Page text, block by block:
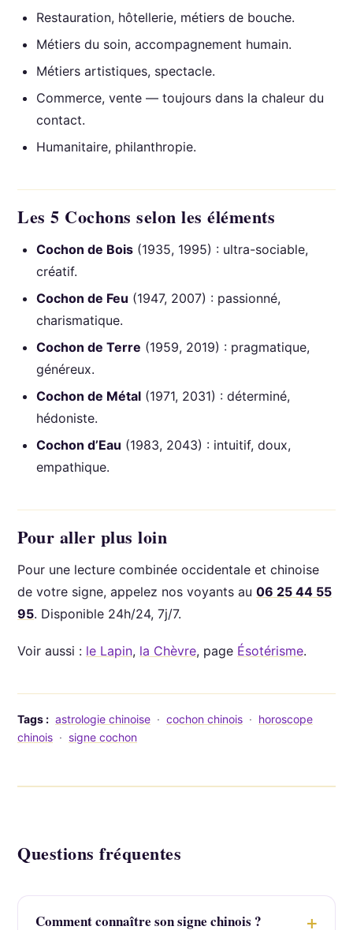
Restauration, hôtellerie, métiers de bouche.
Métiers du soin, accompagnement humain.
Métiers artistiques, spectacle.
Commerce, vente — toujours dans la chaleur du
contact.
Humanitaire, philanthropie.
Les 5 Cochons selon les éléments
Cochon de Bois (1935, 1995) : ultra-sociable,
créatif.
Cochon de Feu (1947, 2007) : passionné,
charismatique.
Cochon de Terre (1959, 2019) : pragmatique,
généreux.
Cochon de Métal (1971, 2031) : déterminé,
hédoniste.
Cochon d’Eau (1983, 2043) : intuitif, doux,
empathique.
Pour aller plus loin
Pour une lecture combinée occidentale et chinoise
de votre signe, appelez nos voyants au 06 25 44 55
95. Disponible 24h/24, 7j/7.
Voir aussi : le Lapin, la Chèvre, page Ésotérisme.
Tags : astrologie chinoise · cochon chinois · horoscope
chinois · signe cochon
Questions fréquentes
Comment connaître son signe chinois ?